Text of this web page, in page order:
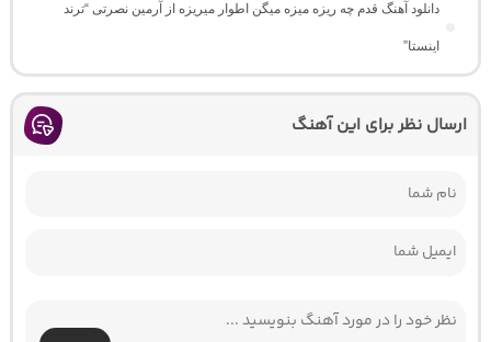
دانلود آهنگ ﻗﺪم ﭼﻪ رﻳﺰه ﻣﻴﺰه ﻣﻴﮕﻦ اﻃﻮار ﻣﻴﺮﻳﺰه از آرمین نصرتی “ترند
اینستا”
ارسال نظر برای این آهنگ